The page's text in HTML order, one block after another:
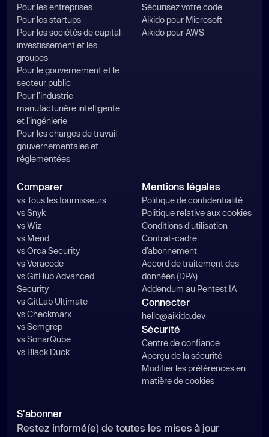
Pour les entreprises
Pour les startups
Pour les sociétés de capital-
investissement et les
groupes
Pour le gouvernement et le
secteur public
Pour l’industrie
manufacturière intelligente
et l’ingénierie
Pour les charges de travail
gouvernementales et
réglementées
Sécurisez votre code
Aikido pour Microsoft
Aikido pour AWS
Comparer
vs Tous les fournisseurs
vs Snyk
vs Wiz
vs Mend
vs Orca Security
vs Veracode
vs GitHub Advanced
Security
vs GitLab Ultimate
vs Checkmarx
vs Semgrep
vs SonarQube
vs Black Duck
Mentions légales
Politique de confidentialité
Politique relative aux cookies
Conditions d'utilisation
Contrat-cadre
d’abonnement
Accord de traitement des
données (DPA)
Addendum au Pentest IA
Connecter
hello@aikido.dev
Sécurité
Centre de confiance
Aperçu de la sécurité
Modifier les préférences en
matière de cookies
S'abonner
Restez informé(e) de toutes les mises à jour